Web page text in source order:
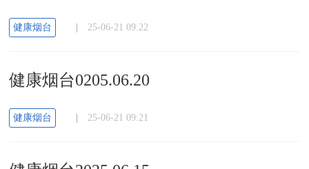
健康烟台 |25-06-21 09:22
健康烟台0205.06.20
健康烟台 |25-06-21 09:21